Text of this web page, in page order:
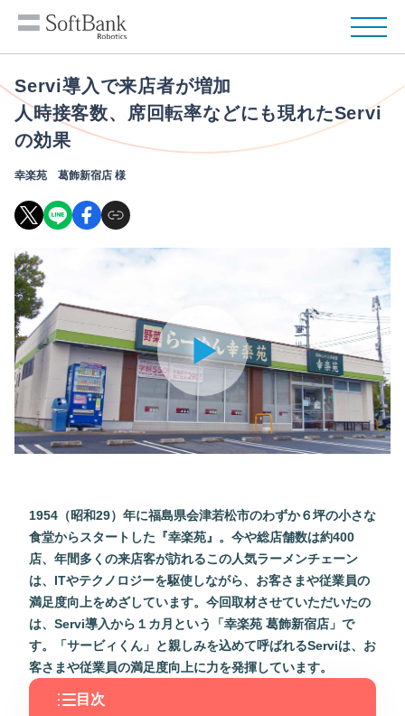
Servi導入で来店者が増加
人時接客数、席回転率などにも現れたServi
の効果
幸楽苑 葛飾新宿店 様
1954（昭和29）年に福島県会津若松市のわずか６坪の小さな
食堂からスタートした『幸楽苑』。今や総店舗数は約400
店、年間多くの来店客が訪れるこの人気ラーメンチェーン
は、ITやテクノロジーを駆使しながら、お客さまや従業員の
満足度向上をめざしています。今回取材させていただいたの
は、Servi導入から１カ月という「幸楽苑 葛飾新宿店」で
す。「サービィくん」と親しみを込めて呼ばれるServiは、お
客さまや従業員の満足度向上に力を発揮しています。
目次